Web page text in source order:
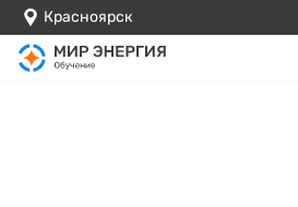
Красноярск